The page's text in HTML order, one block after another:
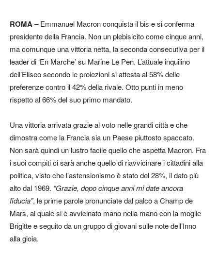
ROMA– Emmanuel Macron conquista il bis e si conferma
presidente della Francia. Non un plebisicito come cinque anni,
ma comunque una vittoria netta, la seconda consecutiva per il
leader di ‘En Marche’ su Marine Le Pen. L’attuale inquilino
dell’Eliseo secondo le proiezioni si attesta al 58% delle
preferenze contro il 42% della rivale. Otto punti in meno
rispetto al 66% del suo primo mandato.
Una vittoria arrivata grazie al voto nelle grandi città e che
dimostra come la Francia sia un Paese piuttosto spaccato.
Non sarà quindi un lustro facile quello che aspetta Macron. Fra
i suoi compiti ci sarà anche quello di riavvicinare i cittadini alla
politica, visto che l’astensionismo è stato del 28%, il dato più
alto dal 1969. “Grazie, dopo cinque anni mi date ancora
fiducia”, le prime parole pronunciate dal palco a Champ de
Mars, al quale si è avvicinato mano nella mano con la moglie
Brigitte e seguito da un gruppo di giovani sulle note dell’Inno
alla gioia.